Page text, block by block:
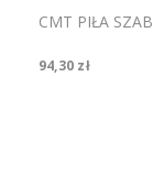
94,30 zł